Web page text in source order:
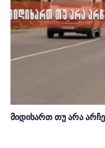
მიდიხართ თუ არა